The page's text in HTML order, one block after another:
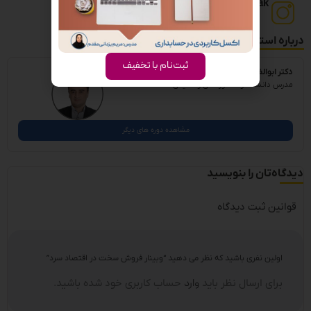
Academy.mahak
درباره استاد
دکتر ابوالفضل امینیان
مدرس دانشگاه و مشاور مالی و مالیاتی
مشاهده دوره های دیگر
دیدگاه‌تان را بنویسید
قوانین ثبت دیدگاه
اولین نفری باشید که نظر می دهید “وبینار فروش سخت در اقتصاد سرد”
برای ارسال نظر باید وارد حساب کاربری خود شده باشید.
ثبت‌نام با تخفیف